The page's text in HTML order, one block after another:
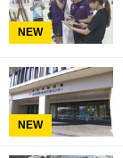
NEW
NEW